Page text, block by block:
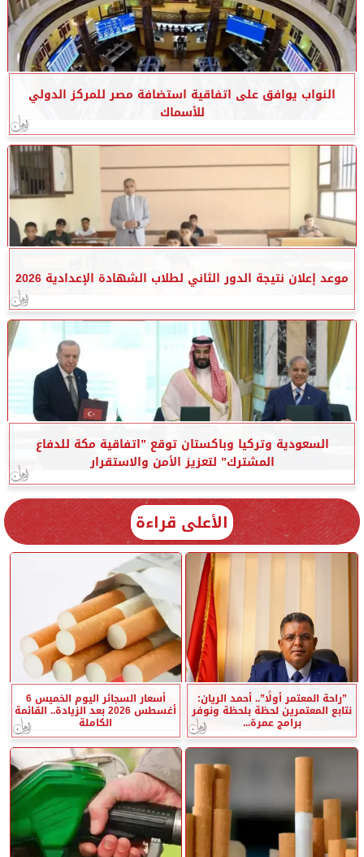
النواب يوافق على اتفاقية استضافة مصر للمركز الدولي
للأسماك
موعد إعلان نتيجة الدور الثاني لطلاب الشهادة الإعدادية 2026
السعودية وتركيا وباكستان توقع ”اتفاقية مكة للدفاع
المشترك” لتعزيز الأمن والاستقرار
الأعلى قراءة
”راحة المعتمر أولًا”.. أحمد الريان:
نتابع المعتمرين لحظة بلحظة ونوفر
برامج عمرة...
أسعار السجائر اليوم الخميس 6
أغسطس 2026 بعد الزيادة.. القائمة
الكاملة